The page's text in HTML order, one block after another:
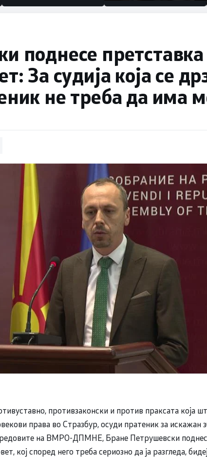
половина тунел во слепа
поднесе
За судија која се
не треба да има
противзаконски и против праксата која
права во Стразбур, осуди пратеник за искажан
на ВМРО-ДПМНЕ, Бране Петрушевски
кој според него треба сериозно да ја разгледа,